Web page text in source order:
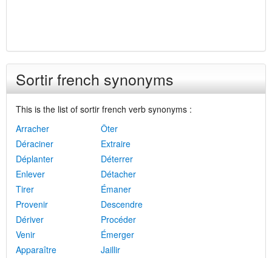
Sortir french synonyms
This is the list of sortir french verb synonyms :
Arracher
Ôter
Déraciner
Extraire
Déplanter
Déterrer
Enlever
Détacher
Tirer
Émaner
Provenir
Descendre
Dériver
Procéder
Venir
Émerger
Apparaître
Jaillir